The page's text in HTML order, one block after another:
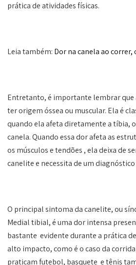
prática de atividades físicas.
Leia também: Dor na canela ao correr,
Entretanto, é importante lembrar que
ter origem óssea ou muscular. Ela é
quando ela afeta diretamente a tíbia,
canela. Quando essa dor afeta as
os músculos e tendões , ela deixa de
canelite e necessita de um
O principal sintoma da canelite, ou
Medial tibial, é uma dor intensa
bastante evidente durante a prática
alto impacto, como é o caso da
praticam futebol, basquete e tênis